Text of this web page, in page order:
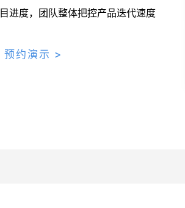
进度，团队整体把控产品迭代速度
预约演示 >